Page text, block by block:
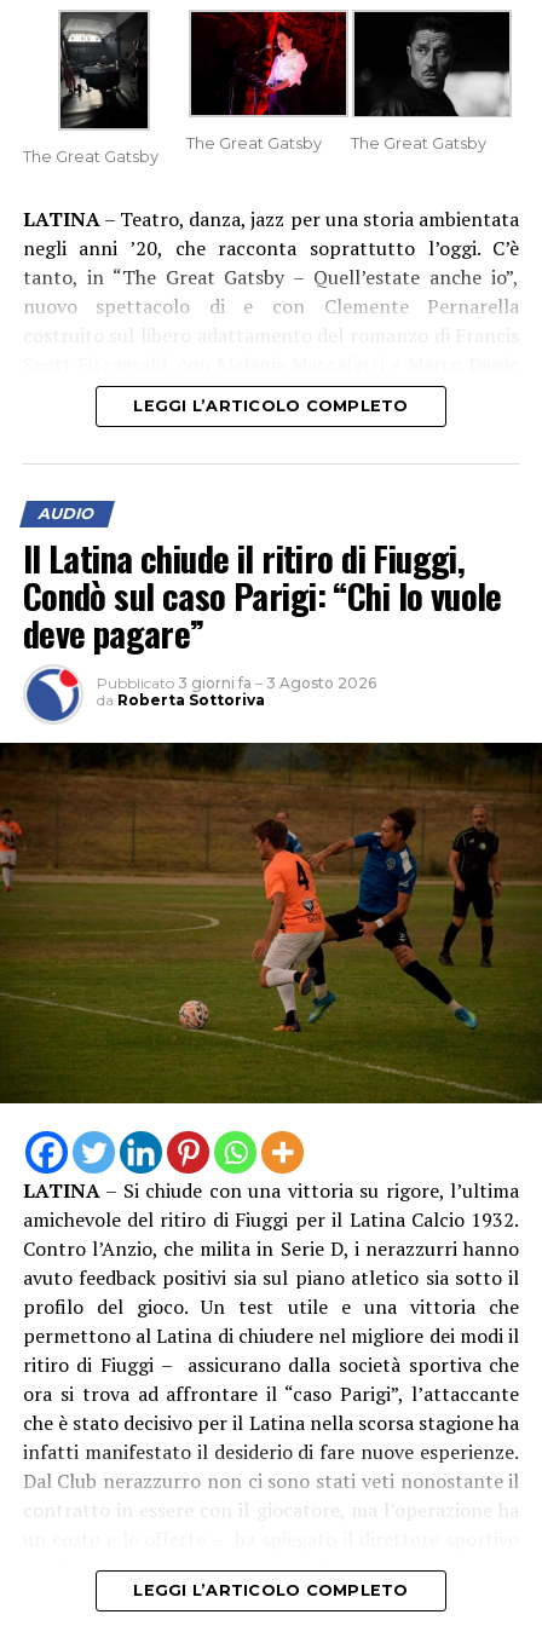
The Great Gatsby
The Great Gatsby The Great Gatsby
LATINA– Teatro, danza, jazz per una storia ambientata
negli anni ’20, che racconta soprattutto l’oggi. C’è
tanto, in “The Great Gatsby – Quell’estate anche io”,
nuovo spettacolo di e con Clemente Pernarella
(che è anche aiuto regista), musiche dal vivo del 52nd
Jazz Quartet e i danzatori di Modulo Project. Un’ora e
“Un romanzo che non mi ha mai abbandonato, l’ho
incrociato a 14-15 anni ed è rimasto sempre con me, e
che oggi, a centouno anni dalla sua pubblicazione,
considero più urgente che mai – racconta Pernarella – .
Francis Scott Fitzgerald, raccontava tantissimo della
società americana che stava nascendo come modello, le
meraviglie, ma soprattutto i pericoli, il rischio e i dolori
che il grande sogno americano avrebbe generato.”
Fondamentale la musica: “E’ lo scrittore a identificare i
ruggenti anni venti, come “l’età del jazz”. Il jazz è
protagonista perché è nella poetica di Scott Fitzgerald
ed è l’unico genere che riesce a contenere lo spettacolo
e le contraddizioni di quel sistema”, aggiunge Pernarella
che parla di uno spettacolo “divertente”, “un gioco a
scatole cinesi”. Tra sogno, illusione e realtà.
Sul palco, nel cartellone culturale della Fondazione
LEGGI L’ARTICOLO COMPLETO
AUDIO
Il Latina chiude il ritiro di Fiuggi,
Condò sul caso Parigi: “Chi lo vuole
deve pagare”
Pubblicato 3 giorni fa – 3 Agosto 2026
da Roberta Sottoriva
LATINA– Si chiude con una vittoria su rigore, l’ultima
amichevole del ritiro di Fiuggi per il Latina Calcio 1932.
Contro l’Anzio, che milita in Serie D, i nerazzurri hanno
avuto feedback positivi sia sul piano atletico sia sotto il
profilo del gioco. Un test utile e una vittoria che
permettono al Latina di chiudere nel migliore dei modi il
ritiro di Fiuggi – assicurano dalla società sportiva che
ora si trova ad affrontare il “caso Parigi”, l’attaccante
che è stato decisivo per il Latina nella scorsa stagione ha
infatti manifestato il desiderio di fare nuove esperienze.
Dal Club nerazzurro non ci sono stati veti nonostante il
contratto in essere con il giocatore, ma l’operazione ha
Condò – dovranno arrivare entro il 15 agosto.
LEGGI L’ARTICOLO COMPLETO